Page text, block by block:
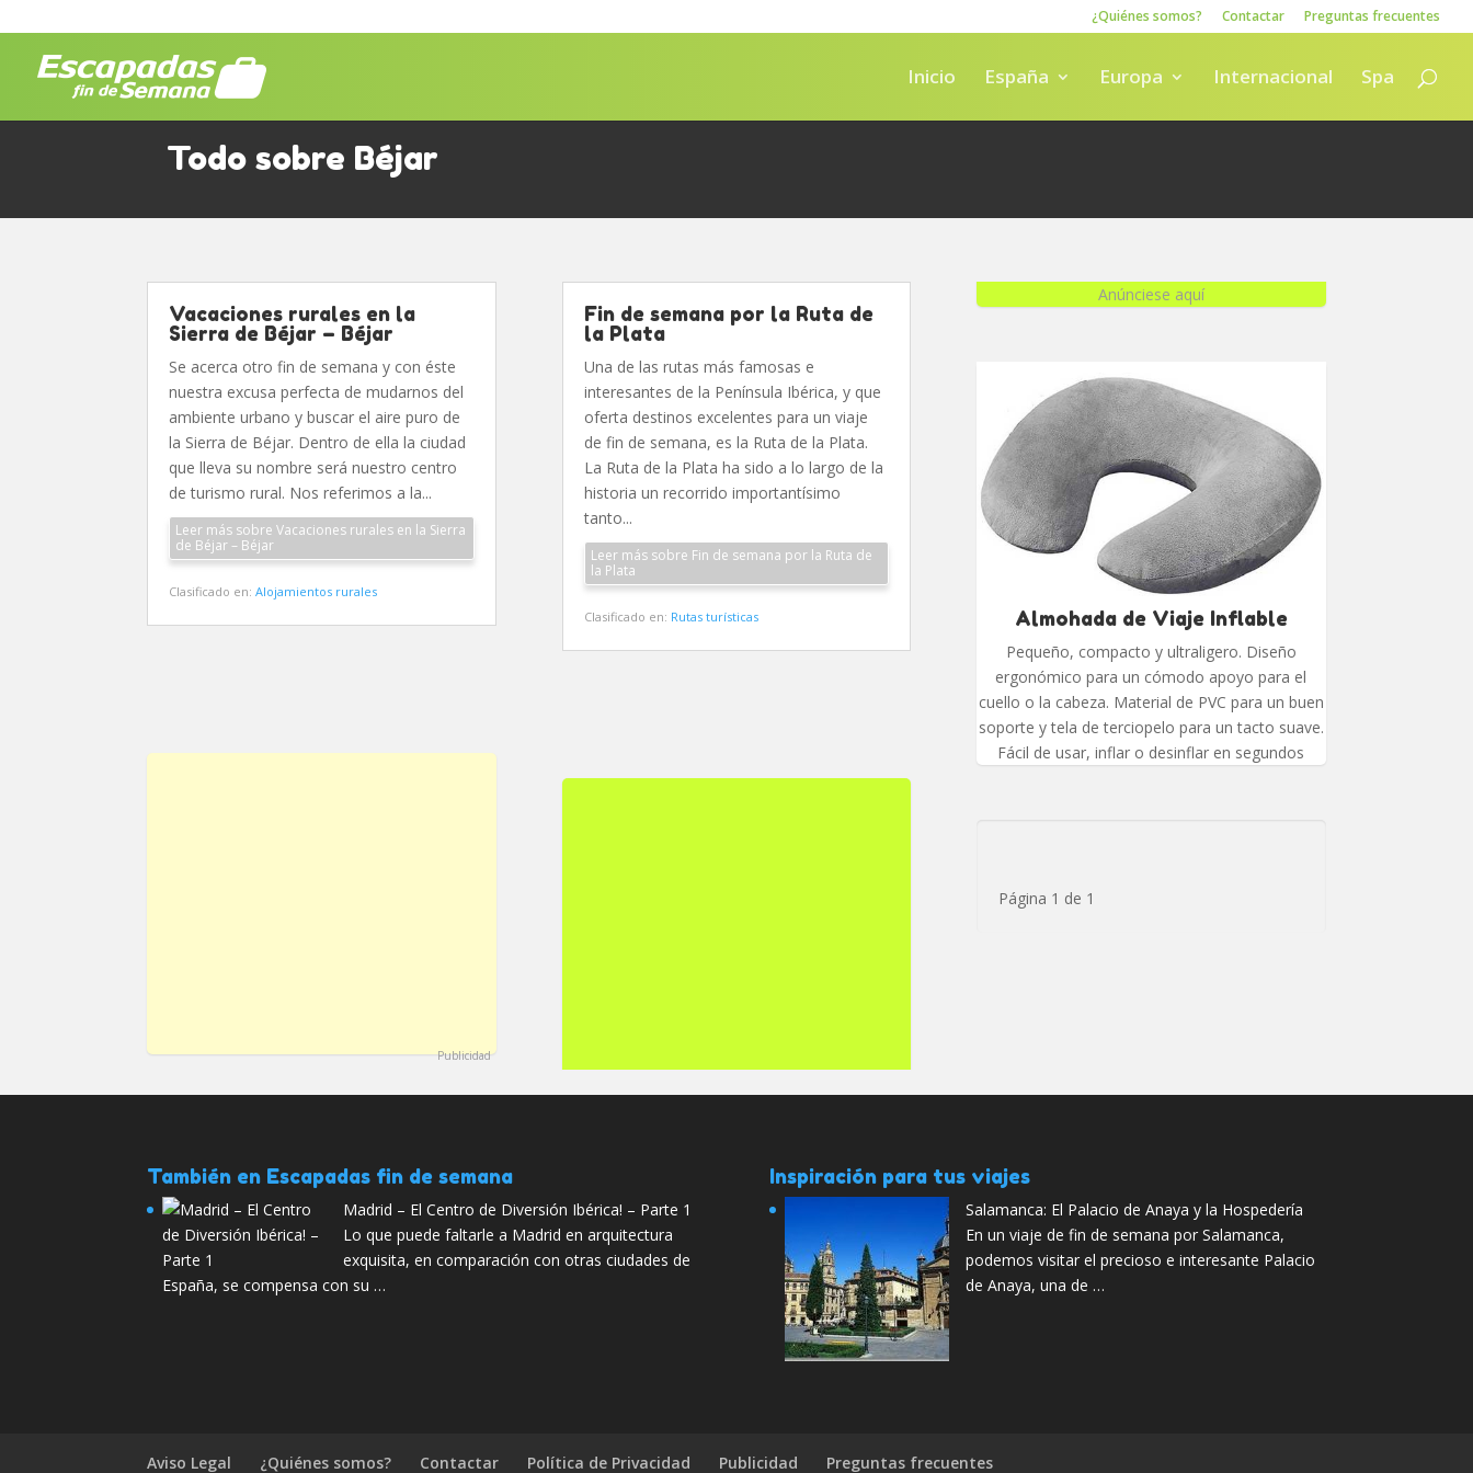
¿Quiénes somos? Contactar Preguntas frecuentes
Inicio España Europa Internacional Spa
Todo sobre Béjar
Vacaciones rurales en la
Sierra de Béjar – Béjar
Se acerca otro fin de semana y con éste
nuestra excusa perfecta de mudarnos del
ambiente urbano y buscar el aire puro de
la Sierra de Béjar. Dentro de ella la ciudad
que lleva su nombre será nuestro centro
de turismo rural. Nos referimos a la...
Leer más sobre Vacaciones rurales en la Sierra
de Béjar – Béjar
Clasificado en:Alojamientos rurales
Publicidad
Fin de semana por la Ruta de
la Plata
Una de las rutas más famosas e
interesantes de la Península Ibérica, y que
oferta destinos excelentes para un viaje
de fin de semana, es la Ruta de la Plata.
La Ruta de la Plata ha sido a lo largo de la
historia un recorrido importantísimo
tanto...
Leer más sobre Fin de semana por la Ruta de
la Plata
Clasificado en: Rutas turísticas
Anúnciese aquí
Almohada de Viaje Inflable
Pequeño, compacto y ultraligero. Diseño
ergonómico para un cómodo apoyo para el
cuello o la cabeza. Material de PVC para un buen
soporte y tela de terciopelo para un tacto suave.
Fácil de usar, inflar o desinflar en segundos
Página 1 de 1
También en Escapadas fin de semana
Madrid – El Centro de Diversión Ibérica! – Parte 1
Lo que puede faltarle a Madrid en arquitectura
exquisita, en comparación con otras ciudades de
España, se compensa con su …
Inspiración para tus viajes
Salamanca: El Palacio de Anaya y la Hospedería
En un viaje de fin de semana por Salamanca,
podemos visitar el precioso e interesante Palacio
de Anaya, una de …
Aviso Legal ¿Quiénes somos? Contactar Política de Privacidad Publicidad Preguntas frecuentes